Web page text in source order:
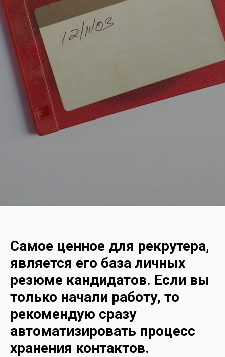
Самое ценное для рекрутера,
является его база личных
резюме кандидатов. Если вы
только начали работу, то
рекомендую сразу
автоматизировать процесс
хранения контактов.